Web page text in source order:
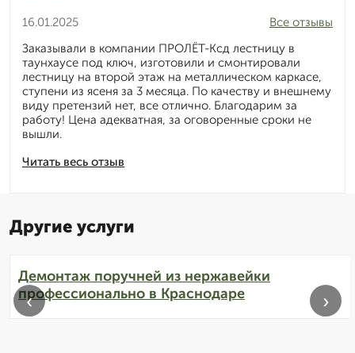
16.01.2025
Читать весь отзыв
Все отзывы
Заказывали в компании ПРОЛЁТ-Ксд лестницу в
таунхаусе под ключ, изготовили и смонтировали
лестницу на второй этаж на металлическом каркасе,
ступени из ясеня за 3 месяца. По качеству и внешнему
виду претензий нет, все отлично. Благодарим за
работу! Цена адекватная, за оговоренные сроки не
вышли.
Другие услуги
Демонтаж поручней из нержавейки
профессионально в Краснодаре
‹ ›